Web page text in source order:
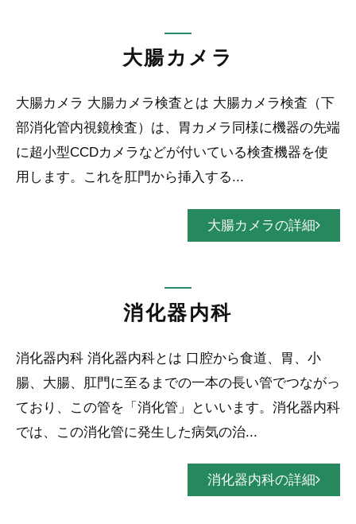
大腸カメラ
大腸カメラ 大腸カメラ検査とは 大腸カメラ検査（下
部消化管内視鏡検査）は、胃カメラ同様に機器の先端
に超小型CCDカメラなどが付いている検査機器を使
用します。これを肛門から挿入する...
大腸カメラの詳細
消化器内科
消化器内科 消化器内科とは 口腔から食道、胃、小
腸、大腸、肛門に至るまでの一本の長い管でつながっ
ており、この管を「消化管」といいます。消化器内科
では、この消化管に発生した病気の治...
消化器内科の詳細